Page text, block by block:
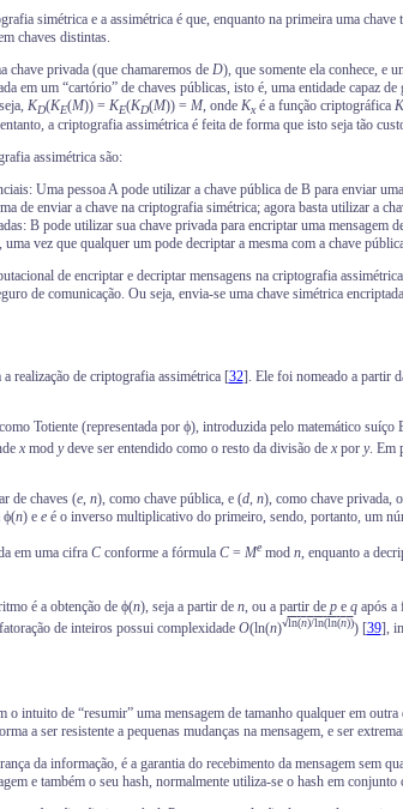
simétrica e a assimétrica é que, enquanto na primeira uma
chaves distintas.
chave privada (que chamaremos de D), que somente ela conhece, e
em um “cartório” de chaves públicas, isto é, uma entidade capaz
KD(KE(M)) = KE(KD(M)) = M, onde Kxé a função criptográfica K
a criptografia assimétrica é feita de forma que isto seja tão
assimétrica são:
Uma pessoa A pode utilizar a chave pública de B para enviar
de enviar a chave na criptografia simétrica; agora basta utilizar a
B pode utilizar sua chave privada para encriptar uma mensagem
uma vez que qualquer um pode decriptar a mesma com a chave
de encriptar e decriptar mensagens na criptografia
de comunicação. Ou seja, envia-se uma chave simétrica
realização de criptografia assimétrica [32]. Ele foi nomeado a partir
Totiente (representada por ϕ), introduzida pelo matemático suíço
xmod ydeve ser entendido como o resto da divisão de xpor y. Em
de chaves (e, n), como chave pública, e (d, n), como chave privada,
ϕ(n) e eé o inverso multiplicativo do primeiro, sendo, portanto, um
em uma cifra Cconforme a fórmula C= Memod n, enquanto a
é a obtenção de ϕ(n), seja a partir de n, ou a partir de pe qapós a
de inteiros possui complexidade O(ln(n)√ln(n)/ln(ln(n))) [39],
intuito de “resumir” uma mensagem de tamanho qualquer em
a ser resistente a pequenas mudanças na mensagem, e ser
da informação, é a garantia do recebimento da mensagem sem
e também o seu hash, normalmente utiliza-se o hash em